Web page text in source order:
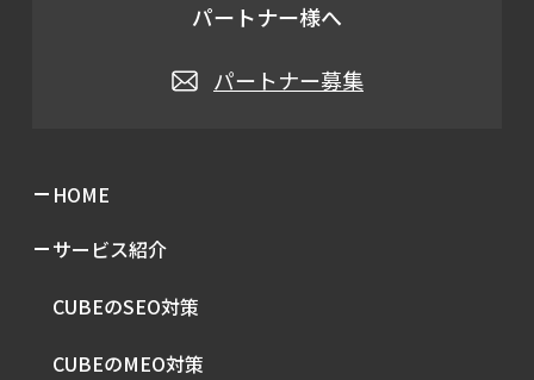
パートナー様へ
パートナー募集
HOME
サービス紹介
CUBEのSEO対策
CUBEのMEO対策